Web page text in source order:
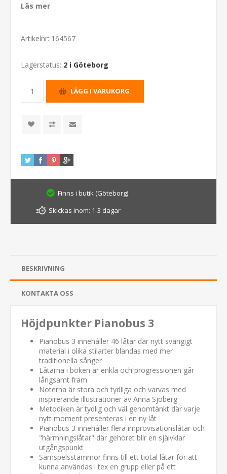
Läs mer
Artikelnr: 164567
Lagerstatus: 2 i Göteborg
Finns i butik (Göteborg)
Skickas inom: 1-3 dagar
BESKRIVNING
KONTAKTA OSS
Höjdpunkter Pianobus 3
Pianobus 3 innehåller 46 låtar där nytt svängigt
material i olika stilarter blandas med mer
traditionella sånger
Låtarna i boken är enkla och progressionen går
långsamt fram
Noterna är stora och tydliga och varvas med
inspirerande illustrationer av Anna Sjöberg
Metodiken är tydlig och väl genomtänkt där varje
nytt moment presenteras i en ny låt
Pianobus 3 innehåller flera improvisationslåtar och
"härmningslåtar" där gehöret blir en självklar
utgångspunkt
Samspelsstämmor finns till ett tiotal låtar för att
kunna användas i tex en grupp eller på ett